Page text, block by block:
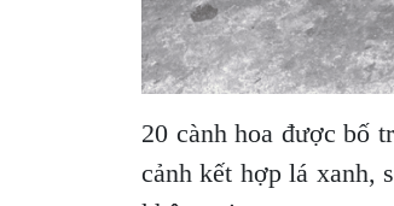
20 cành hoa được bố
cảnh kết hợp lá xanh,